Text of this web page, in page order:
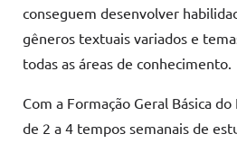
conseguem desenvolver
gêneros textuais variados e
todas as áreas de conhecimento.
Com a Formação Geral Básica
de 2 a 4 tempos semanais de